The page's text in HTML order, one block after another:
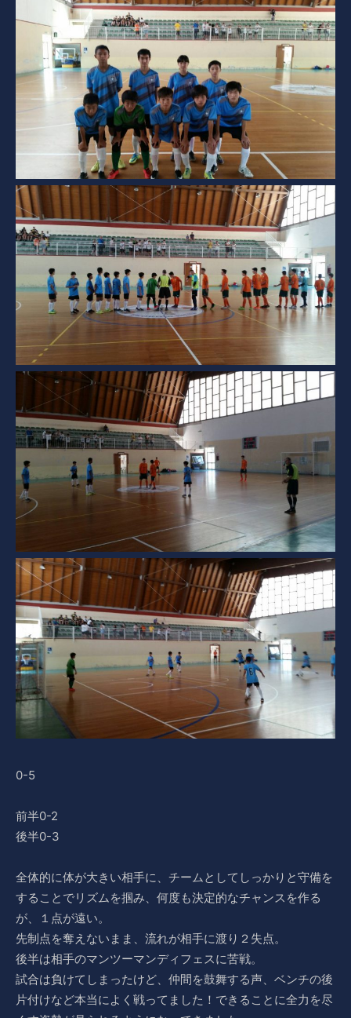
0-5
前半0-2
後半0-3
全体的に体が大きい相手に、チームとしてしっかりと守備を
することでリズムを掴み、何度も決定的なチャンスを作る
が、１点が遠い。
先制点を奪えないまま、流れが相手に渡り２失点。
後半は相手のマンツーマンディフェスに苦戦。
試合は負けてしまったけど、仲間を鼓舞する声、ベンチの後
片付けなど本当によく戦ってました！できることに全力を尽